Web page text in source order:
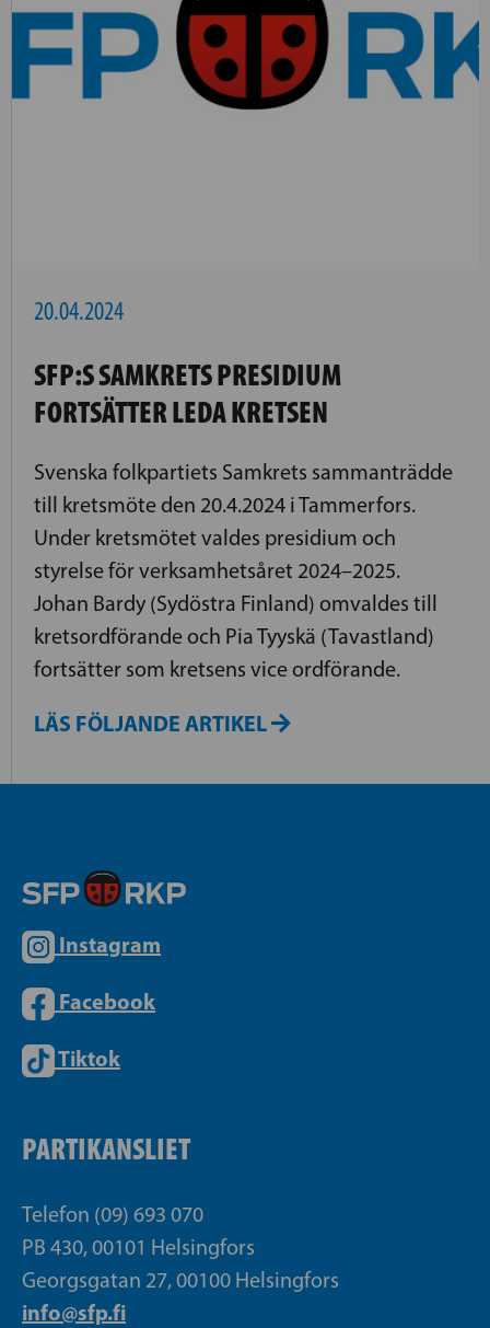
20.04.2024
SFP:S SAMKRETS PRESIDIUM
FORTSÄTTER LEDA KRETSEN
Svenska folkpartiets Samkrets sammanträdde
till kretsmöte den 20.4.2024 i Tammerfors.
Under kretsmötet valdes presidium och
styrelse för verksamhetsåret 2024–2025.
Johan Bardy (Sydöstra Finland) omvaldes till
kretsordförande och Pia Tyyskä (Tavastland)
fortsätter som kretsens vice ordförande.
LÄS FÖLJANDE ARTIKEL
Instagram
Facebook
Tiktok
PARTIKANSLIET
Telefon (09) 693 070
PB 430, 00101 Helsingfors
Georgsgatan 27, 00100 Helsingfors
info@sfp.fi